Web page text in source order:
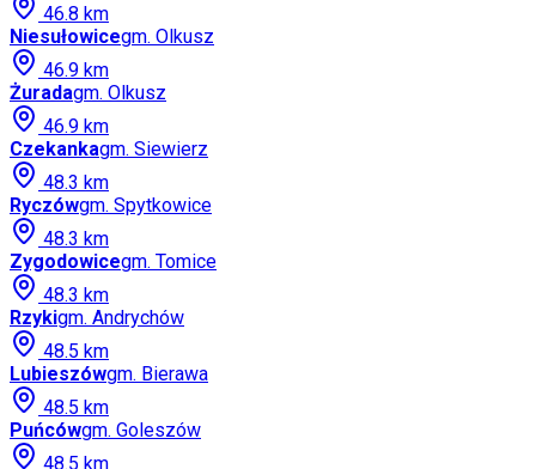
46.8 km
Niesułowicegm. Olkusz
46.9 km
Żuradagm. Olkusz
46.9 km
Czekankagm. Siewierz
48.3 km
Ryczówgm. Spytkowice
48.3 km
Zygodowicegm. Tomice
48.3 km
Rzykigm. Andrychów
48.5 km
Lubieszówgm. Bierawa
48.5 km
Puńcówgm. Goleszów
48.5 km